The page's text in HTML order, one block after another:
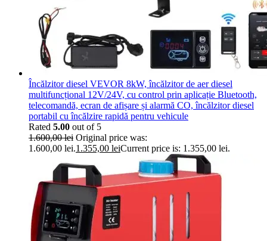
Încălzitor diesel VEVOR 8kW, încălzitor de aer diesel
multifuncțional 12V/24V, cu control prin aplicație Bluetooth,
telecomandă, ecran de afișare și alarmă CO, încălzitor diesel
portabil cu încălzire rapidă pentru vehicule
Rated 5.00 out of 5
1.600,00lei Original price was:
1.600,00 lei.1.355,00 leiCurrent price is: 1.355,00 lei.